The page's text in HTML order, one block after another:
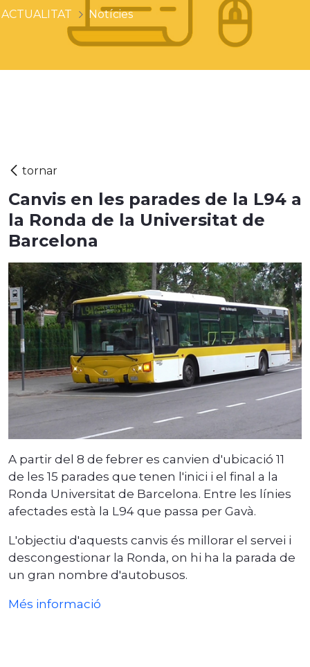
ACTUALITAT Notícies
Canvis en les parades de la L94 a
la Ronda de la Universitat de
Barcelona
A partir del 8 de febrer es canvien d'ubicació 11
de les 15 parades que tenen l'inici i el final a la
Ronda Universitat de Barcelona. Entre les línies
afectades està la L94 que passa per Gavà.
L'objectiu d'aquests canvis és millorar el servei i
descongestionar la Ronda, on hi ha la parada de
un gran nombre d'autobusos.
Més informació